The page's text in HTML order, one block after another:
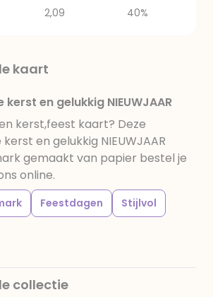
2,09 40%
kaart
en gelukkig NIEUWJAAR
kerst,feest kaart? Deze
en gelukkig NIEUWJAAR
gemaakt van papier bestel je
online.
Feestdagen
Stijlvol
collectie